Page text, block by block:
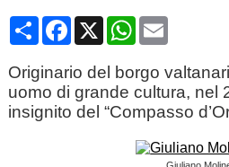
CondividiFacebook
X WhatsApp
Email
Originario del borgo
uomo di grande cultura, nel
insignito del “Compasso